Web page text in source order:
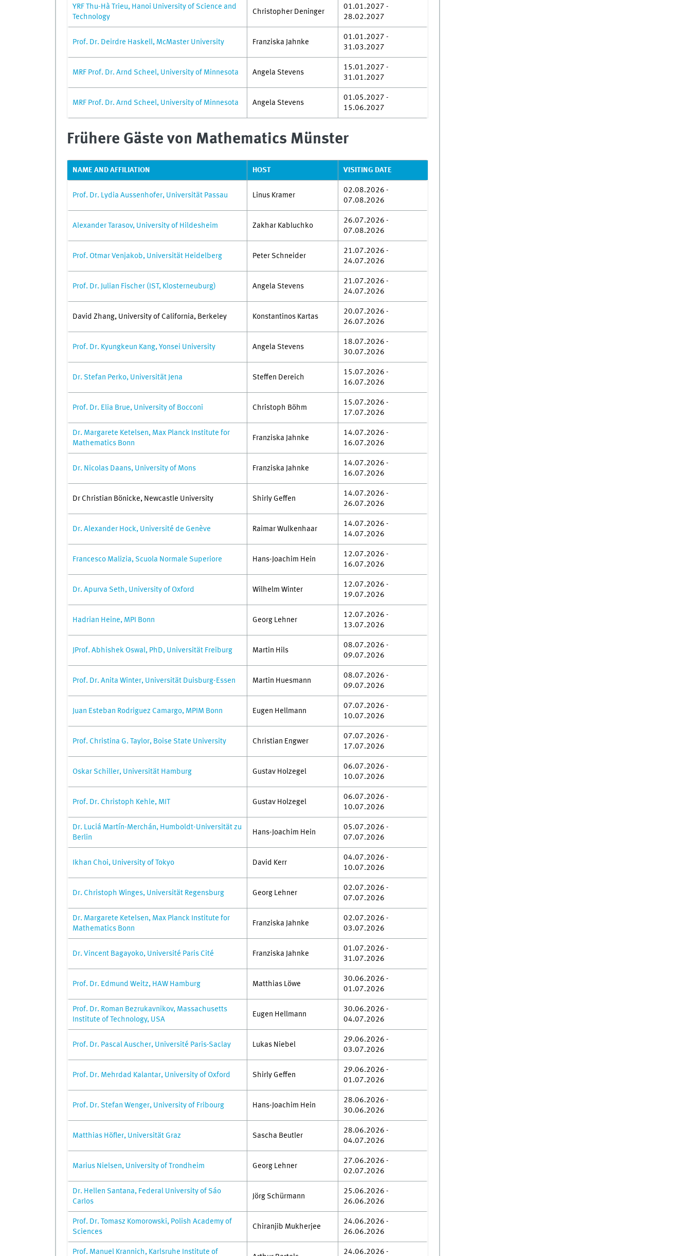
YRF Thu-Hà Trieu, Hanoi University of Science and
Technology
Christopher Deninger
01.01.2027 -
28.02.2027
Prof. Dr. Deirdre Haskell, McMaster University Franziska Jahnke
01.01.2027 -
31.03.2027
MRF Prof. Dr. Arnd Scheel, University of Minnesota Angela Stevens
15.01.2027 -
31.01.2027
MRF Prof. Dr. Arnd Scheel, University of Minnesota Angela Stevens
01.05.2027 -
15.06.2027
Frühere Gäste von Mathematics Münster
NAME AND AFFILIATION HOST VISITING DATE
Prof. Dr. Lydia Aussenhofer, Universität Passau Linus Kramer
02.08.2026 -
07.08.2026
Alexander Tarasov, University of Hildesheim Zakhar Kabluchko
26.07.2026 -
07.08.2026
Prof. Otmar Venjakob, Universität Heidelberg Peter Schneider
21.07.2026 -
24.07.2026
Prof. Dr. Julian Fischer (IST, Klosterneuburg) Angela Stevens
21.07.2026 -
24.07.2026
David Zhang, University of California, Berkeley Konstantinos Kartas
20.07.2026 -
26.07.2026
Prof. Dr. Kyungkeun Kang, Yonsei University Angela Stevens
18.07.2026 -
30.07.2026
Dr. Stefan Perko, Universität Jena Steffen Dereich
15.07.2026 -
16.07.2026
Prof. Dr. Elia Brue, University of Bocconi Christoph Böhm
15.07.2026 -
17.07.2026
Dr. Margarete Ketelsen, Max Planck Institute for
Mathematics Bonn
Franziska Jahnke
14.07.2026 -
16.07.2026
Dr. Nicolas Daans, University of Mons Franziska Jahnke
14.07.2026 -
16.07.2026
Dr Christian Bönicke, Newcastle University Shirly Geffen
14.07.2026 -
26.07.2026
Dr. Alexander Hock, Université de Genève Raimar Wulkenhaar
14.07.2026 -
14.07.2026
Francesco Malizia, Scuola Normale Superiore Hans-Joachim Hein
12.07.2026 -
16.07.2026
Dr. Apurva Seth, University of Oxford Wilhelm Winter
12.07.2026 -
19.07.2026
Hadrian Heine, MPI Bonn Georg Lehner
12.07.2026 -
13.07.2026
JProf. Abhishek Oswal, PhD, Universität Freiburg Martin Hils
08.07.2026 -
09.07.2026
Prof. Dr. Anita Winter, Universität Duisburg-Essen Martin Huesmann
08.07.2026 -
09.07.2026
Juan Esteban Rodriguez Camargo, MPIM Bonn Eugen Hellmann
07.07.2026 -
10.07.2026
Prof. Christina G. Taylor, Boise State University Christian Engwer
07.07.2026 -
17.07.2026
Oskar Schiller, Universität Hamburg Gustav Holzegel
06.07.2026 -
10.07.2026
Prof. Dr. Christoph Kehle, MIT Gustav Holzegel
06.07.2026 -
10.07.2026
Dr. Luciá Martín-Merchán, Humboldt-Universität zu
Berlin
Hans-Joachim Hein
05.07.2026 -
07.07.2026
Ikhan Choi, University of Tokyo David Kerr
04.07.2026 -
10.07.2026
Dr. Christoph Winges, Universität Regensburg Georg Lehner
02.07.2026 -
07.07.2026
Dr. Margarete Ketelsen, Max Planck Institute for
Mathematics Bonn
Franziska Jahnke
02.07.2026 -
03.07.2026
Dr. Vincent Bagayoko, Université Paris Cité Franziska Jahnke
01.07.2026 -
31.07.2026
Prof. Dr. Edmund Weitz, HAW Hamburg Matthias Löwe
30.06.2026 -
01.07.2026
Prof. Dr. Roman Bezrukavnikov, Massachusetts
Institute of Technology, USA
Eugen Hellmann
30.06.2026 -
04.07.2026
Prof. Dr. Pascal Auscher, Université Paris-Saclay Lukas Niebel
29.06.2026 -
03.07.2026
Prof. Dr. Mehrdad Kalantar, University of Oxford Shirly Geffen
29.06.2026 -
01.07.2026
Prof. Dr. Stefan Wenger, University of Fribourg Hans-Joachim Hein
28.06.2026 -
30.06.2026
Matthias Höfler, Universität Graz Sascha Beutler
28.06.2026 -
04.07.2026
Marius Nielsen, University of Trondheim Georg Lehner
27.06.2026 -
02.07.2026
Dr. Hellen Santana, Federal University of Sáo
Carlos
Jörg Schürmann
25.06.2026 -
26.06.2026
Prof. Dr. Tomasz Komorowski, Polish Academy of
Sciences
Chiranjib Mukherjee
24.06.2026 -
26.06.2026
Prof. Manuel Krannich, Karlsruhe Institute of 24.06.2026 -